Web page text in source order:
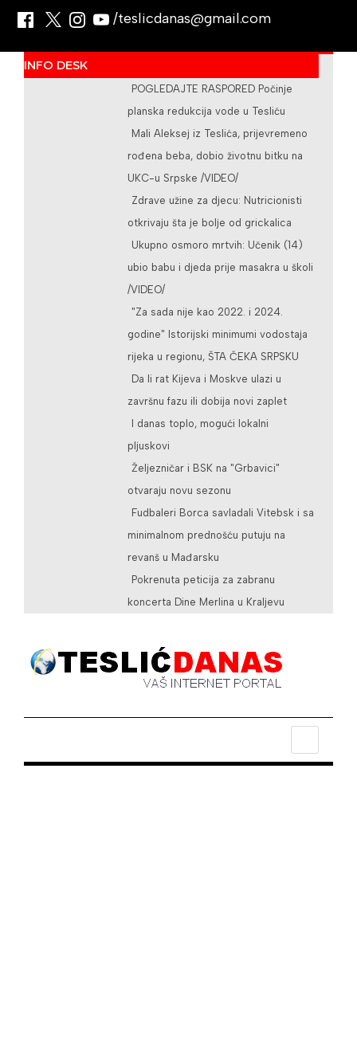
/teslicdanas@gmail.com
INFO DESK
POGLEDAJTE RASPORED Počinje
planska redukcija vode u Tesliću
Mali Aleksej iz Teslića, prijevremeno
rođena beba, dobio životnu bitku na
UKC-u Srpske /VIDEO/
Zdrave užine za djecu: Nutricionisti
otkrivaju šta je bolje od grickalica
Ukupno osmoro mrtvih: Učenik (14)
ubio babu i djeda prije masakra u školi
/VIDEO/
"Za sada nije kao 2022. i 2024.
godine" Istorijski minimumi vodostaja
rijeka u regionu, ŠTA ČEKA SRPSKU
Da li rat Kijeva i Moskve ulazi u
završnu fazu ili dobija novi zaplet
I danas toplo, mogući lokalni
pljuskovi
Željezničar i BSK na "Grbavici"
otvaraju novu sezonu
Fudbaleri Borca savladali Vitebsk i sa
minimalnom prednošću putuju na
revanš u Mađarsku
Pokrenuta peticija za zabranu
koncerta Dine Merlina u Kraljevu